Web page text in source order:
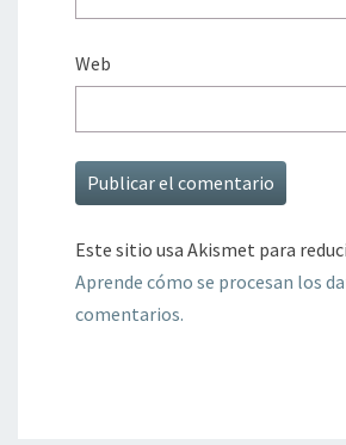
Web
Este sitio usa Akismet para
Aprende cómo se procesan los
comentarios.